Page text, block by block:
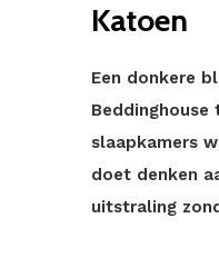
Katoen
Een donkere
slaapkamers
doet denken
uitstraling